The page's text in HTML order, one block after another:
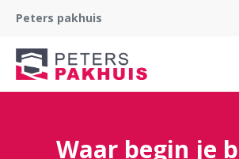
Peters pakhuis
Waar begin je